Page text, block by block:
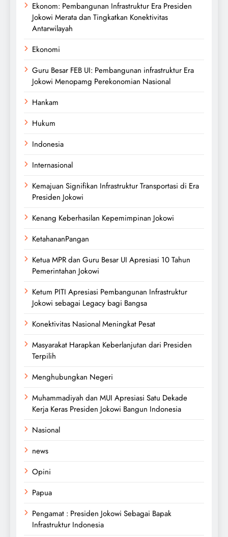
Ekonom: Pembangunan Infrastruktur Era Presiden
Jokowi Merata dan Tingkatkan Konektivitas
Antarwilayah
Ekonomi
Guru Besar FEB UI: Pembangunan infrastruktur Era
Jokowi Menopamg Perekonomian Nasional
Hankam
Hukum
Indonesia
Internasional
Kemajuan Signifikan Infrastruktur Transportasi di Era
Presiden Jokowi
Kenang Keberhasilan Kepemimpinan Jokowi
KetahananPangan
Ketua MPR dan Guru Besar UI Apresiasi 10 Tahun
Pemerintahan Jokowi
Ketum PITI Apresiasi Pembangunan Infrastruktur
Jokowi sebagai Legacy bagi Bangsa
Konektivitas Nasional Meningkat Pesat
Masyarakat Harapkan Keberlanjutan dari Presiden
Terpilih
Menghubungkan Negeri
Muhammadiyah dan MUI Apresiasi Satu Dekade
Kerja Keras Presiden Jokowi Bangun Indonesia
Nasional
news
Opini
Papua
Pengamat : Presiden Jokowi Sebagai Bapak
Infrastruktur Indonesia